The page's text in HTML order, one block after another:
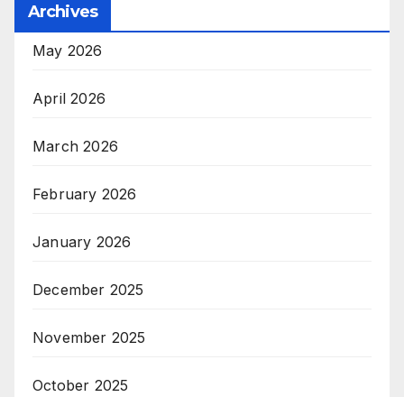
Archives
May 2026
April 2026
March 2026
February 2026
January 2026
December 2025
November 2025
October 2025